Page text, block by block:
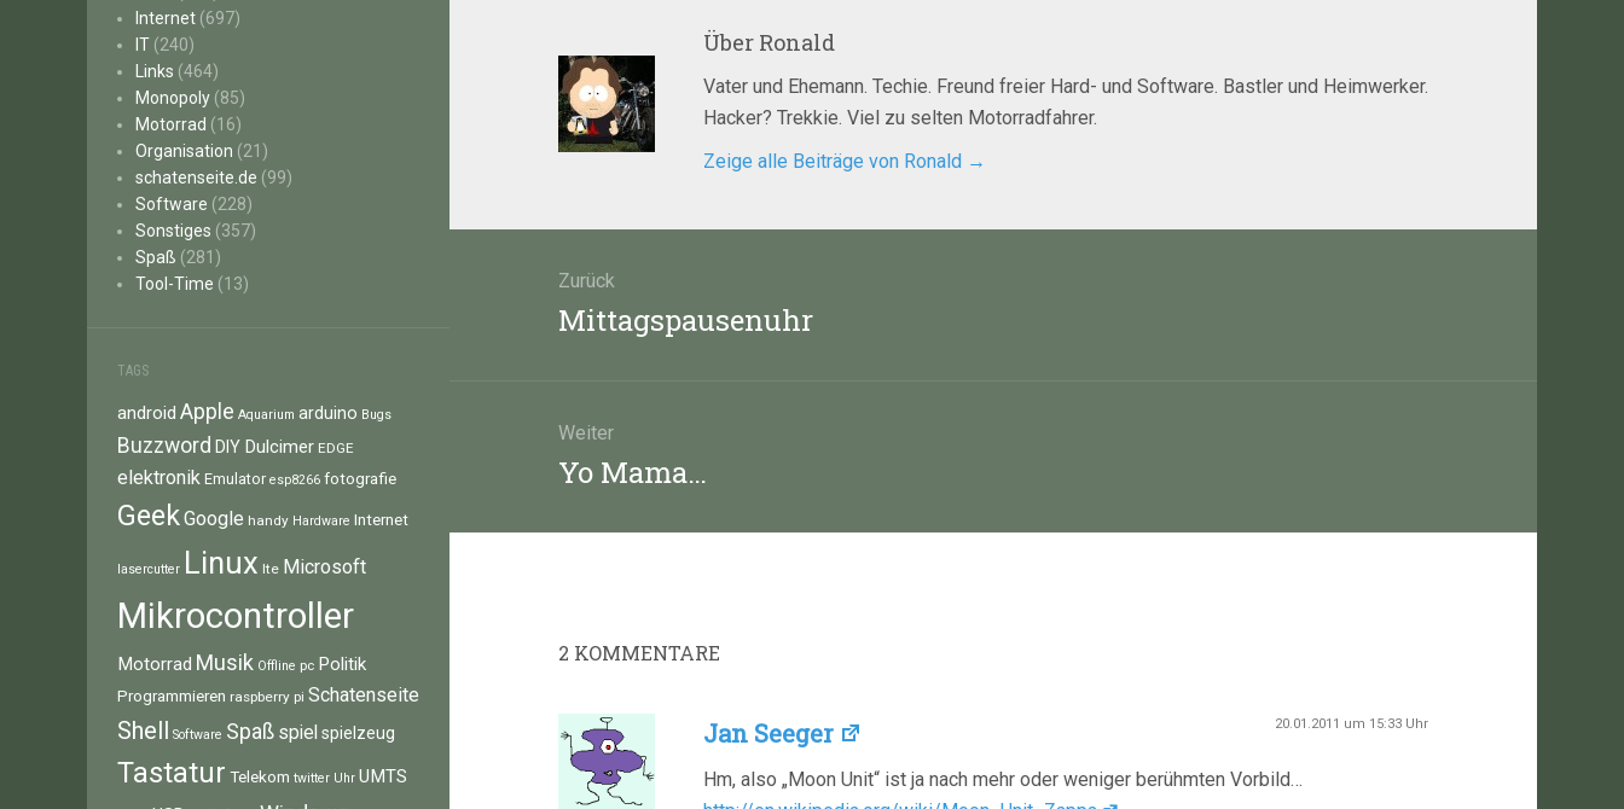
Internet (697)
IT (240)
Links (464)
Monopoly (85)
Motorrad (16)
Organisation (21)
schatenseite.de (99)
Software (228)
Sonstiges (357)
Spaß (281)
Tool-Time (13)
TAGS
android Apple Aquarium arduino Bugs
Buzzword DIY Dulcimer EDGE
elektronik Emulator esp8266 fotografie
GeekGoogle handy Hardware Internet
lasercutter Linux lte Microsoft
Mikrocontroller
Motorrad Musik Offline pc Politik
Programmieren raspberry pi Schatenseite
Shell Software Spaß spiel spielzeug
Tastatur Telekom twitter Uhr UMTS
Über Ronald
Vater und Ehemann. Techie. Freund freier Hard- und Software. Bastler und Heimwerker.
Hacker? Trekkie. Viel zu selten Motorradfahrer.
Zeige alle Beiträge von Ronald →
Zurück
Vorheriger
Mittagspausenuhr
Weiter
Nächster
Yo Mama…
2 KOMMENTARE
Jan Seeger 20.01.2011 um 15:33 Uhr
Hm, also „Moon Unit“ ist ja nach mehr oder weniger berühmten Vorbild…